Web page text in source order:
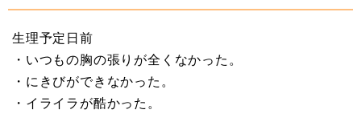
生理予定日前
・いつもの胸の張りが全くなかった。
・にきびができなかった。
・イライラが酷かった。